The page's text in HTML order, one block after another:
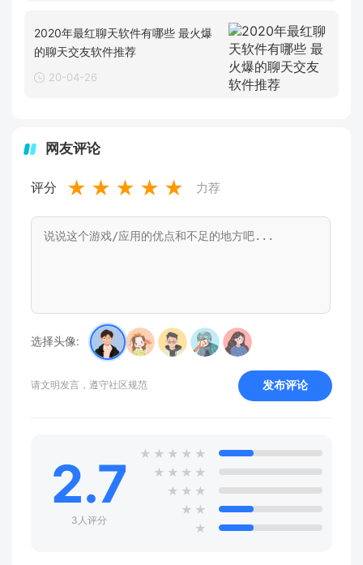
2020年最红聊天软件有哪些 最火爆
的聊天交友软件推荐
20-04-26
网友评论
评分 ★ ★ ★ ★ ★ 力荐
选择头像:
请文明发言，遵守社区规范 发布评论
2.7
3人评分
★ ★ ★ ★ ★
★ ★ ★ ★
★ ★ ★
★ ★
★